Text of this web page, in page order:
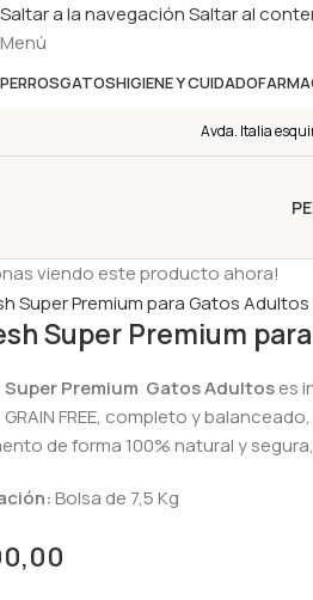
Saltar a la navegaciónSaltar al
Menú
PERROSGATOSHIGIENE Y CUIDADO
Avda. Italia
viendo este producto ahora!
Super Premium
Premium Gatos Adultoses
FREE, completo y
de forma 100% natural y segura,
Bolsa de 7,5 Kg